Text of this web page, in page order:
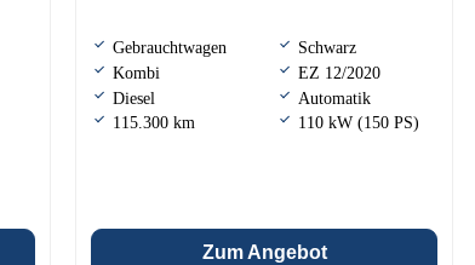
Gebrauchtwagen
Kombi
Diesel
115.300 km
Schwarz
EZ 12/2020
Automatik
110 kW (150 PS)
Zum Angebot